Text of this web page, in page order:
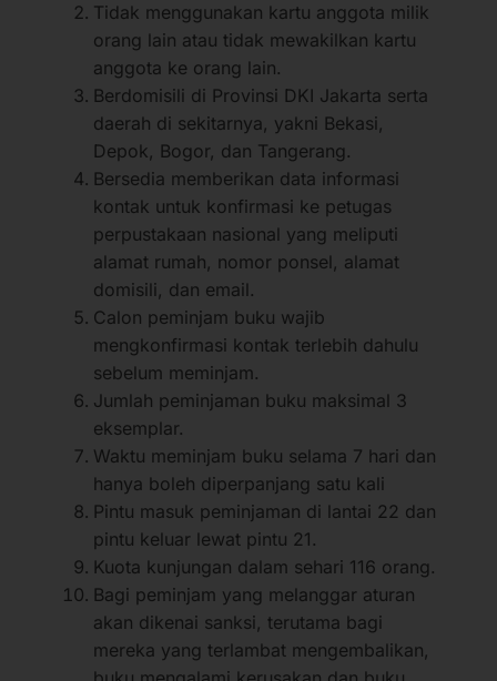
Tidak menggunakan kartu anggota milik
orang lain atau tidak mewakilkan kartu
anggota ke orang lain.
Berdomisili di Provinsi DKI Jakarta serta
daerah di sekitarnya, yakni Bekasi,
Depok, Bogor, dan Tangerang.
Bersedia memberikan data informasi
kontak untuk konfirmasi ke petugas
perpustakaan nasional yang meliputi
alamat rumah, nomor ponsel, alamat
domisili, dan email.
Calon peminjam buku wajib
mengkonfirmasi kontak terlebih dahulu
sebelum meminjam.
Jumlah peminjaman buku maksimal 3
eksemplar.
Waktu meminjam buku selama 7 hari dan
hanya boleh diperpanjang satu kali
Pintu masuk peminjaman di lantai 22 dan
pintu keluar lewat pintu 21.
Kuota kunjungan dalam sehari 116 orang.
Bagi peminjam yang melanggar aturan
akan dikenai sanksi, terutama bagi
mereka yang terlambat mengembalikan,